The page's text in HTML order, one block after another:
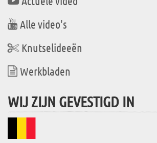
Alle video's
Knutselideeën
Werkbladen
WIJ ZIJN GEVESTIGD IN